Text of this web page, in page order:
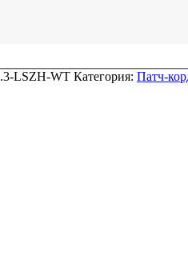
LSZH-WT Категория: Патч-